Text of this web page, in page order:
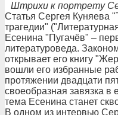
Штрихи к портрету
Статья Сергея Куняева
трагедии"
Есенина "Пугачёв" –
литературоведа.
открывает его книгу
вошли его избранные
протяжении двадцати
своеобразная завязка в
тема Есенина станет
В одном из интервью